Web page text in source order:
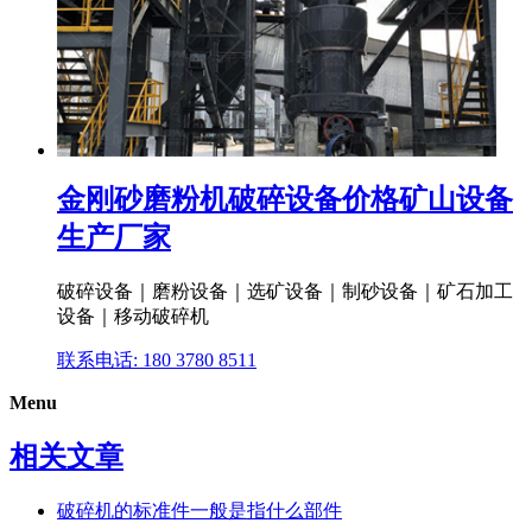
金刚砂磨粉机破碎设备价格矿山设备
生产厂家
破碎设备｜磨粉设备｜选矿设备｜制砂设备｜矿石加工
设备｜移动破碎机
联系电话: 180 3780 8511
Menu
相关文章
破碎机的标准件一般是指什么部件